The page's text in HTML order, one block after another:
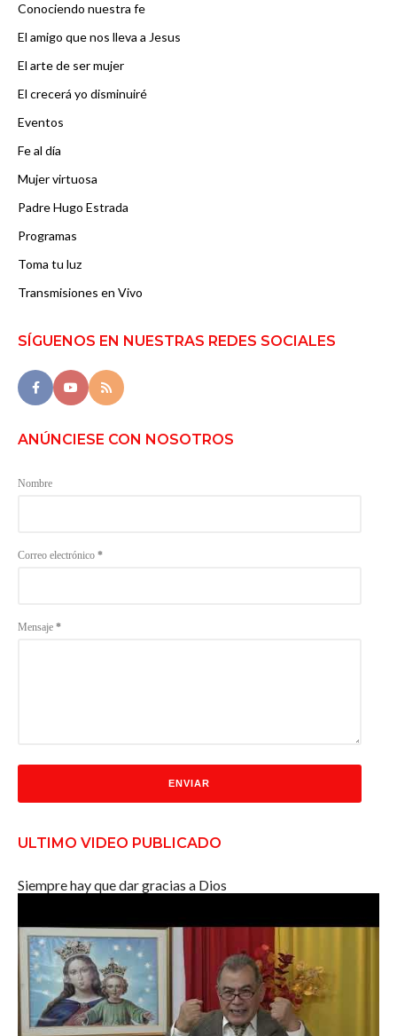
Conociendo nuestra fe
El amigo que nos lleva a Jesus
El arte de ser mujer
El crecerá yo disminuiré
Eventos
Fe al día
Mujer virtuosa
Padre Hugo Estrada
Programas
Toma tu luz
Transmisiones en Vivo
SÍGUENOS EN NUESTRAS REDES SOCIALES
ANÚNCIESE CON NOSOTROS
Nombre
Correo electrónico *
Mensaje *
ULTIMO VIDEO PUBLICADO
Siempre hay que dar gracias a Dios